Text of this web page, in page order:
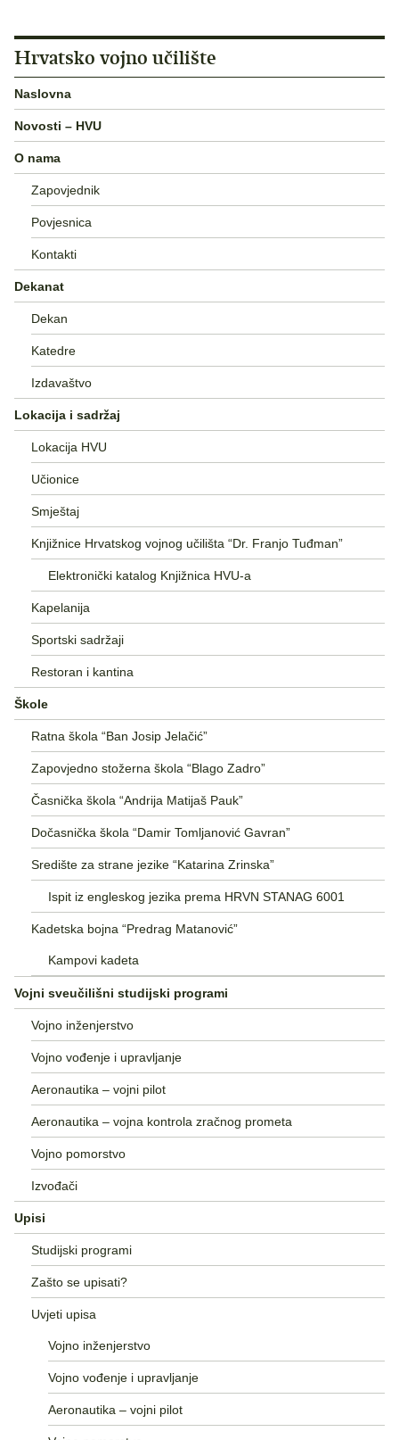
Hrvatsko vojno učilište
Naslovna
Novosti – HVU
O nama
Zapovjednik
Povjesnica
Kontakti
Dekanat
Dekan
Katedre
Izdavaštvo
Lokacija i sadržaj
Lokacija HVU
Učionice
Smještaj
Knjižnice Hrvatskog vojnog učilišta “Dr. Franjo Tuđman”
Elektronički katalog Knjižnica HVU-a
Kapelanija
Sportski sadržaji
Restoran i kantina
Škole
Ratna škola “Ban Josip Jelačić”
Zapovjedno stožerna škola “Blago Zadro”
Časnička škola “Andrija Matijaš Pauk”
Dočasnička škola “Damir Tomljanović Gavran”
Središte za strane jezike “Katarina Zrinska”
Ispit iz engleskog jezika prema HRVN STANAG 6001
Kadetska bojna “Predrag Matanović”
Kampovi kadeta
Vojni sveučilišni studijski programi
Vojno inženjerstvo
Vojno vođenje i upravljanje
Aeronautika – vojni pilot
Aeronautika – vojna kontrola zračnog prometa
Vojno pomorstvo
Izvođači
Upisi
Studijski programi
Zašto se upisati?
Uvjeti upisa
Vojno inženjerstvo
Vojno vođenje i upravljanje
Aeronautika – vojni pilot